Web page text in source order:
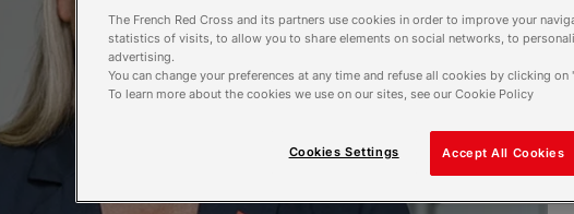
Alors que
tous les
dans le
de ce conflit
Au nom de
6 octobre 2025
The French Red Cross and its partners use cookies in order to improve your
statistics of visits, to allow you to share elements on social networks, to
advertising.
You can change your preferences at any time and refuse all cookies by clicking on
To learn more about the cookies we use on our sites, see our Cookie Policy
Accept All Cookies
Cookies Settings